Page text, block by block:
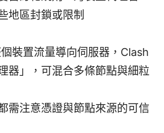
地區封鎖或限制
裝置流量導向伺服器，Clash
器」，可混合多條節點與細粒
需注意憑證與節點來源的可信